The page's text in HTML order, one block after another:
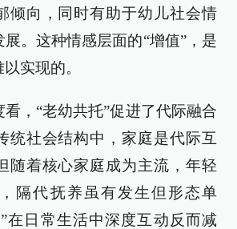
倾向，同时有助于幼儿社会情
。这种情感层面的“增值”，是
实现的。
，“老幼共托”促进了代际融合
统社会结构中，家庭是代际互
随着核心家庭成为主流，年轻
隔代抚养虽有发生但形态单
在日常生活中深度互动反而减